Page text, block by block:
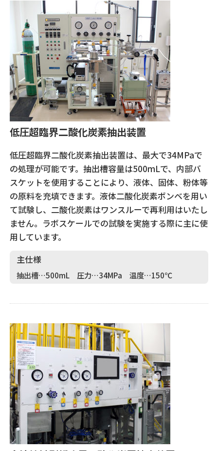
低圧超臨界二酸化炭素抽出装置
低圧超臨界二酸化炭素抽出装置は、最大で34MPaで
の処理が可能です。抽出槽容量は500mLで、内部バ
スケットを使用することにより、液体、固体、粉体等
の原料を充填できます。液体二酸化炭素ボンベを用い
て試験し、二酸化炭素はワンスルーで再利用はいたし
ません。ラボスケールでの試験を実施する際に主に使
用しています。
主仕様
抽出槽…500mL 圧力…34MPa 温度…150℃